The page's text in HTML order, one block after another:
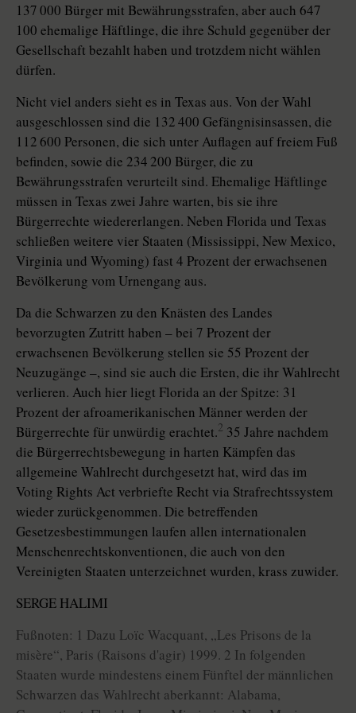
137 000 Bürger mit Bewährungsstrafen, aber auch 647
100 ehemalige Häftlinge, die ihre Schuld gegenüber der
Gesellschaft bezahlt haben und trotzdem nicht wählen
dürfen.
Nicht viel anders sieht es in Texas aus. Von der Wahl
ausgeschlossen sind die 132 400 Gefängnisinsassen, die
112 600 Personen, die sich unter Auflagen auf freiem Fuß
befinden, sowie die 234 200 Bürger, die zu
Bewährungsstrafen verurteilt sind. Ehemalige Häftlinge
müssen in Texas zwei Jahre warten, bis sie ihre
Bürgerrechte wiedererlangen. Neben Florida und Texas
schließen weitere vier Staaten (Mississippi, New Mexico,
Virginia und Wyoming) fast 4 Prozent der erwachsenen
Bevölkerung vom Urnengang aus.
Da die Schwarzen zu den Knästen des Landes
bevorzugten Zutritt haben – bei 7 Prozent der
erwachsenen Bevölkerung stellen sie 55 Prozent der
Neuzugänge –, sind sie auch die Ersten, die ihr Wahlrecht
verlieren. Auch hier liegt Florida an der Spitze: 31
Prozent der afroamerikanischen Männer werden der
Bürgerrechte für unwürdig erachtet.2 35 Jahre nachdem
die Bürgerrechtsbewegung in harten Kämpfen das
allgemeine Wahlrecht durchgesetzt hat, wird das im
Voting Rights Act verbriefte Recht via Strafrechtssystem
wieder zurückgenommen. Die betreffenden
Gesetzesbestimmungen laufen allen internationalen
Menschenrechtskonventionen, die auch von den
Vereinigten Staaten unterzeichnet wurden, krass zuwider.
SERGE HALIMI
Fußnoten: 1 Dazu Loïc Wacquant, „Les Prisons de la
misère“, Paris (Raisons d'agir) 1999. 2 In folgenden
Staaten wurde mindestens einem Fünftel der männlichen
Schwarzen das Wahlrecht aberkannt: Alabama,